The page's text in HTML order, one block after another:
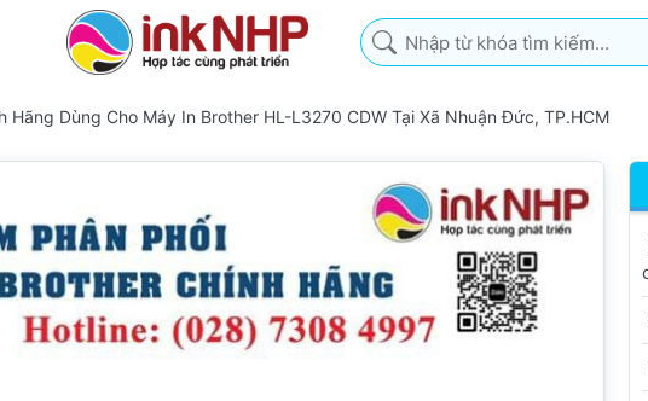
Nhập từ khóa tìm kiếm. Kết quả
Dùng Cho Máy In Brother HL-L3270 CDW Tại Xã Nhuận Đức, TP.HCM